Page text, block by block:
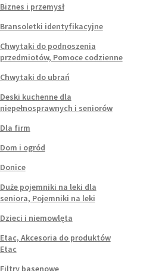
Biznes i przemysł
Bransoletki identyfikacyjne
Chwytaki do podnoszenia
przedmiotów, Pomoce codzienne
Chwytaki do ubrań
Deski kuchenne dla
niepełnosprawnych i seniorów
Dla firm
Dom i ogród
Donice
Duże pojemniki na leki dla
seniora, Pojemniki na leki
Dzieci i niemowlęta
Etac, Akcesoria do produktów
Etac
Filtry basenowe